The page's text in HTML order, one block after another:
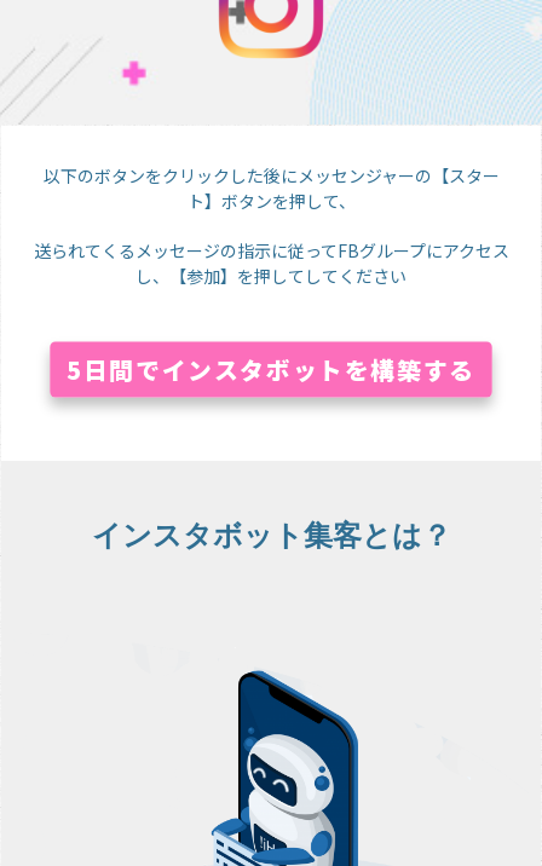
以下のボタンをクリックした後にメッセンジャーの【スター
ト】ボタンを押して、
送られてくるメッセージの指示に従ってFBグループにアクセス
し、【参加】を押してしてください
5日間でインスタボットを構築する
インスタボット集客とは？